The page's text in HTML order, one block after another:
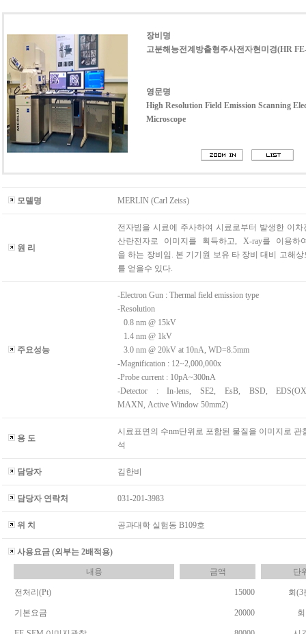
장비명
고분해능전계방출형주사전자현미경(HR
영문명
High Resolution Field Emission Scanning
Microscope
모델명 MERLIN (Carl Zeiss)
원 리
전자빔을 시료에 주사하여 시료로부터 발생한 이차
산란전자로 이미지를 획득하고, X-ray를 이용하
을 하는 장비임. 본 기기원 보유 타 장비 대비 고해
를 얻을수 있다.
주요성능
-Electron Gun : Thermal field emission type
-Resolution
0.8 nm @ 15kV
1.4 nm @ 1kV
3.0 nm @ 20kV at 10nA, WD=8.5mm
-Magnification : 12~2,000,000x
-Probe current : 10pA~300nA
-Detector : In-lens, SE2, EsB, BSD,
MAXN, Active Window 50mm2)
용 도
시료표면의 수nm단위로 포함된 물질을 이미지로 관
석
담당자 김한비
담당자 연락처 031-201-3983
위 치 공과대학 실험동 B109호
사용요금 (외부는 2배적용)
내용 금액 단
전처리(Pt) 15000 회(3
기본요금 20000 회